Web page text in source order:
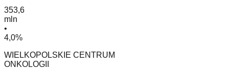
353,6
mln
•
4,0%
WIELKOPOLSKIE CENTRUM
ONKOLOGII